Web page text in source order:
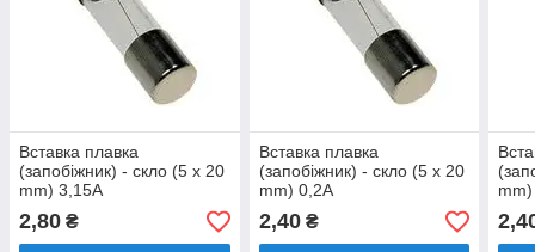
Вставка плавка
(запобіжник) - скло (5 x 20
mm) 3,15A
2,80 ₴
Вставка плавка
(запобіжник) - скло (5 x 20
mm) 0,2A
2,40₴